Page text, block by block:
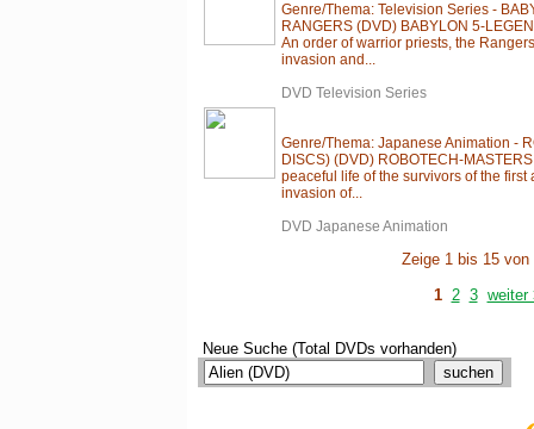
Genre/Thema: Television Series -
RANGERS (DVD) BABYLON 5-
An order of warrior priests, the
invasion and...
DVD Television Series
Genre/Thema: Japanese Animation -
DISCS) (DVD) ROBOTECH-
peaceful life of the survivors of the
invasion of...
DVD Japanese Animation
Zeige 1 bis 15 von
1 2 3 weiter
Neue Suche (Total DVDs vorhanden)